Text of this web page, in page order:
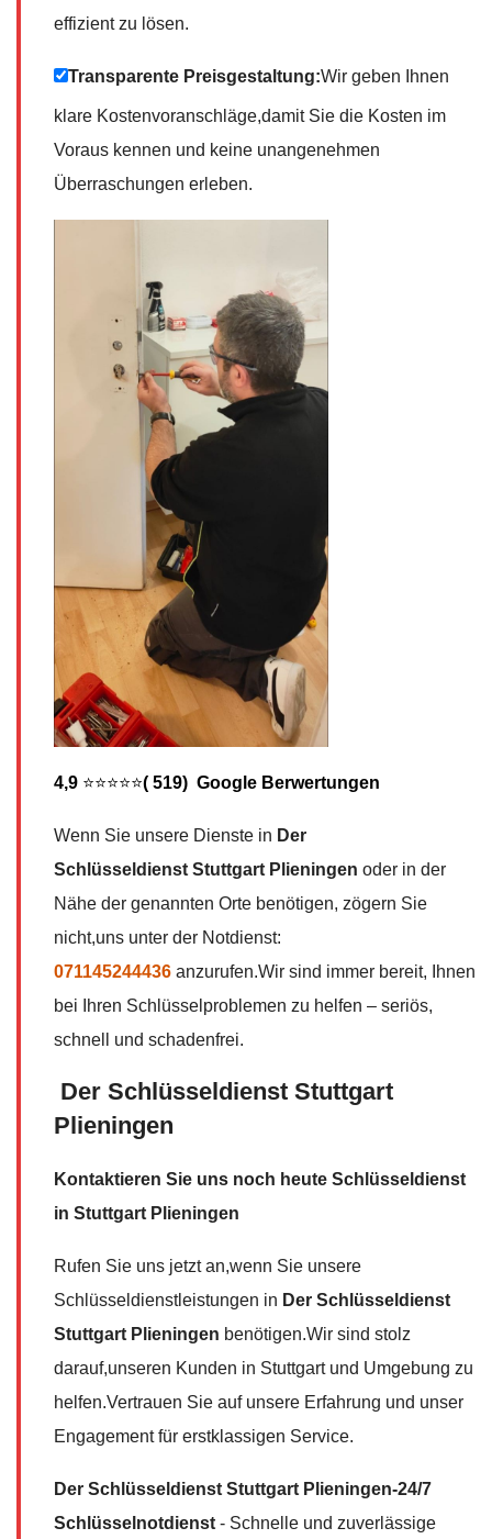
effizient zu lösen.
Transparente Preisgestaltung:Wir geben Ihnen
klare Kostenvoranschläge,damit Sie die Kosten im
Voraus kennen und keine unangenehmen
Überraschungen erleben.
4,9 ⭐⭐⭐⭐⭐( 519) Google Berwertungen
Wenn Sie unsere Dienste in Der
Schlüsseldienst Stuttgart Plieningen oder in der
Nähe der genannten Orte benötigen, zögern Sie
nicht,uns unter der Notdienst:
071145244436 anzurufen.Wir sind immer bereit, Ihnen
bei Ihren Schlüsselproblemen zu helfen – seriös,
schnell und schadenfrei.
Der Schlüsseldienst Stuttgart
Plieningen
Kontaktieren Sie uns noch heute Schlüsseldienst
in Stuttgart Plieningen
Rufen Sie uns jetzt an,wenn Sie unsere
Schlüsseldienstleistungen in Der Schlüsseldienst
Stuttgart Plieningen benötigen.Wir sind stolz
darauf,unseren Kunden in Stuttgart und Umgebung zu
helfen.Vertrauen Sie auf unsere Erfahrung und unser
Engagement für erstklassigen Service.
Der Schlüsseldienst Stuttgart Plieningen-24/7
Schlüsselnotdienst - Schnelle und zuverlässige